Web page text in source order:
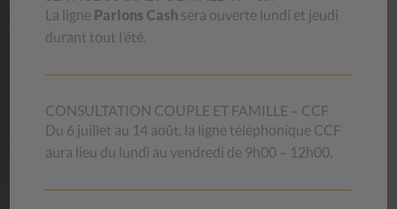
en difficulté et vous donnez une deuxième vie aux objets,
luttant ainsi contre le gaspillage.
La ligne Parlons Cash sera ouverte lundi et jeudi
durant tout l’été.
CONSULTATION COUPLE ET FAMILLE – CCF
Du 6 juillet au 14 août, la ligne téléphonique CCF
aura lieu du lundi au vendredi de 9h00 – 12h00.